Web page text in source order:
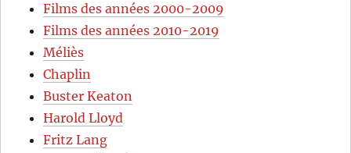
Films des années 2000-2009
Films des années 2010-2019
Méliès
Chaplin
Buster Keaton
Harold Lloyd
Fritz Lang